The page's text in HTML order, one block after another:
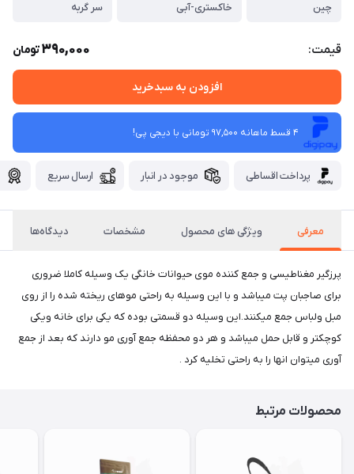
چین
خاکستری-آبی
سر گربه
قیمت: 390,000تومان
افزودن به سبدخرید
4 قسط ماهانه 97,500 تومانی با دیجی ‌پی!
پرداخت اقساطی موجود در انبار ارسال سریع
معرفی ویژگی های محصول مشخصات دیدگاه‌ها
پرزگیر مغناطیسی و جمع کننده موی حیوانات خانگی یک وسیله کاملا ضروری
برای صاجبان پت میباشد و با این وسیله به راحتی موهای ریخته شده را از روی
مبل ولباس جمع میکنند.این وسیله دو قسمتی بوده که یکی برای خانه ویکی
کوچکتر و قابل حمل میباشد و هر دو محفظه جمع آوری مو دارند که بعد از جمع
آوری میتوان انها را به راحتی تخلیه کرد .
محصولات مرتبط